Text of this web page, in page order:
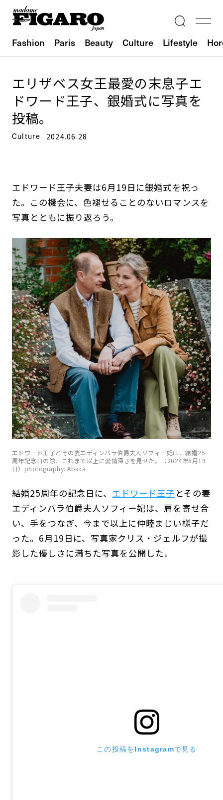
Fashion Paris Beauty Culture Lifestyle
エリザベス女王最愛の末息子エ
ドワード王子、銀婚式に写真を
投稿。
Culture 2024.06.28
エドワード王子夫妻は6月19日に銀婚式を祝っ
た。この機会に、色褪せることのないロマンスを
写真とともに振り返ろう。
エドワード王子とその妻エディンバラ伯爵夫人ソフィー妃は、結婚25
周年記念日の際、これまで以上に愛情深さを見せた。（2024年6月19
日）photography: Abaca
結婚25周年の記念日に、 エドワード王子 とその妻
エディンバラ伯爵夫人ソフィー妃は、肩を寄せ合
い、手をつなぎ、今まで以上に仲睦まじい様子だ
った。6月19日に、写真家クリス・ジェルフが撮
影した優しさに満ちた写真を公開した。
この投稿をInstagramで見る